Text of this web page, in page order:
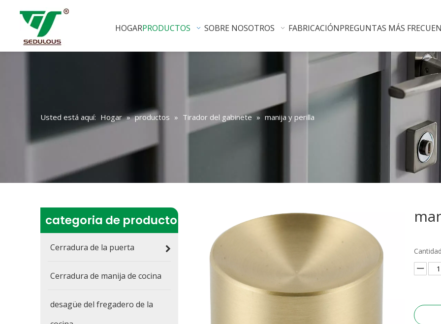
HOGARPRODUCTOS SOBRE NOSOTROS FABRICACIÓNPREGUNTAS MÁS
Usted está aquí: Hogar » productos » Tirador del gabinete » manija y perilla
categoria de producto
Cerradura de la puerta
Cerradura de manija de cocina
desagüe del fregadero de la